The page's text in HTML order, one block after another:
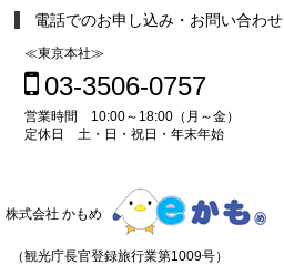
電話でのお申し込み・お問い合わせ
≪東京本社≫
03-3506-0757
営業時間 10:00～18:00（月～金）
定休日 土・日・祝日・年末年始
株式会社 かもめ
（観光庁長官登録旅行業第1009号）